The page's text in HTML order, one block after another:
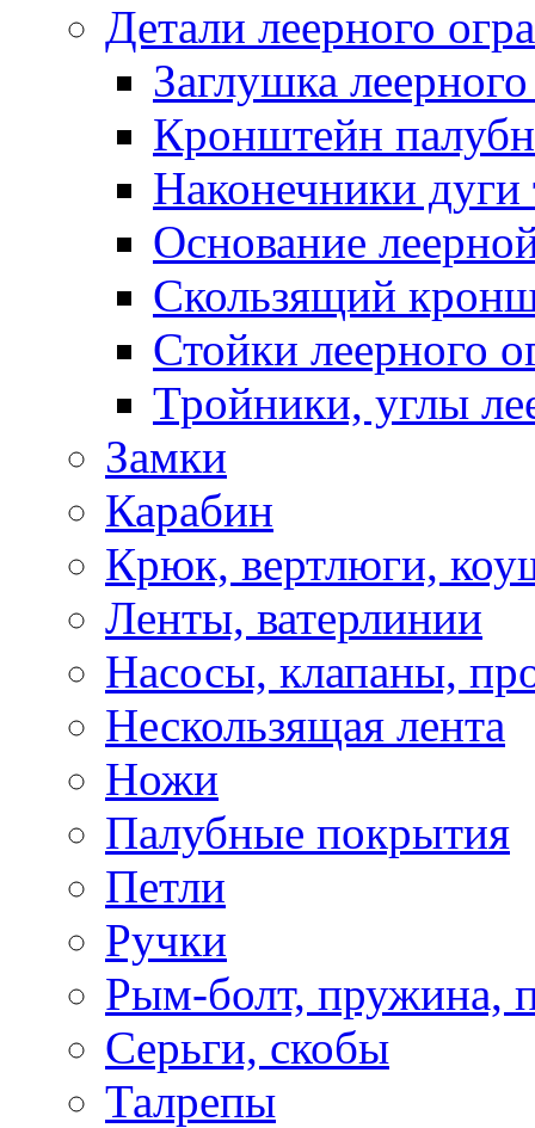
Детали леерного
Заглушка
Кронштейн
Наконечники дуги
Основание
Скользящий
Стойки леерного
Тройники, углы
Замки
Карабин
Крюк, вертлюги,
Ленты, ватерлинии
Насосы, клапаны,
Нескользящая лента
Ножи
Палубные покрытия
Петли
Ручки
Рым-болт, пружина,
Серьги, скобы
Талрепы